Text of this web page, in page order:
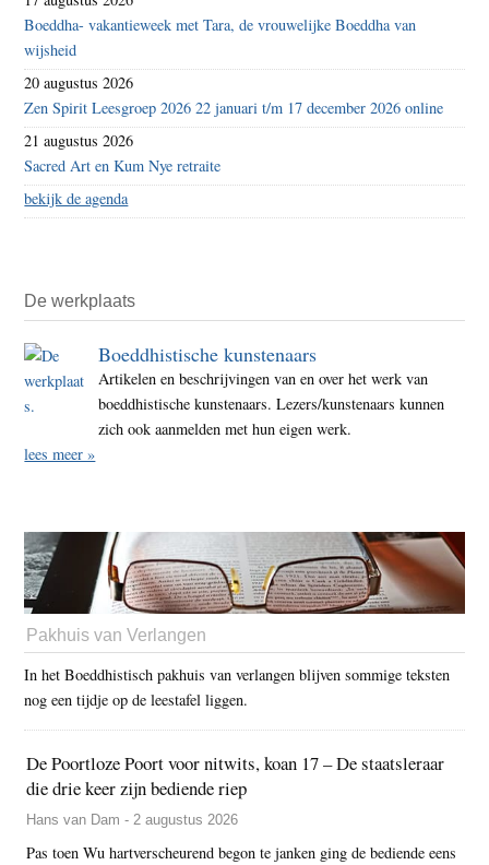
Boeddha- vakantieweek met Tara, de vrouwelijke Boeddha van
wijsheid
20 augustus 2026
Zen Spirit Leesgroep 2026 22 januari t/m 17 december 2026 online
21 augustus 2026
Sacred Art en Kum Nye retraite
bekijk de agenda
De werkplaats
Boeddhistische kunstenaars
Artikelen en beschrijvingen van en over het werk van
boeddhistische kunstenaars. Lezers/kunstenaars kunnen
zich ook aanmelden met hun eigen werk.
lees meer »
Pakhuis van Verlangen
In het Boeddhistisch pakhuis van verlangen blijven sommige teksten
nog een tijdje op de leestafel liggen.
De Poortloze Poort voor nitwits, koan 17 – De staatsleraar
die drie keer zijn bediende riep
Hans van Dam - 2 augustus 2026
Pas toen Wu hartverscheurend begon te janken ging de bediende eens